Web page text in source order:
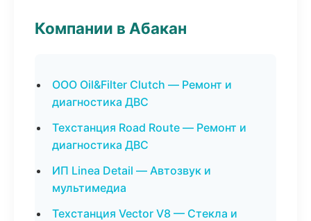
Компании в Абакан
ООО Oil&Filter Clutch — Ремонт и
диагностика ДВС
Техстанция Road Route — Ремонт и
диагностика ДВС
ИП Linea Detail — Автозвук и
мультимедиа
Техстанция Vector V8 — Стекла и